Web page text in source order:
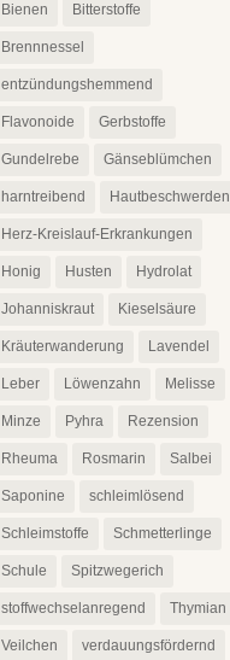
Bienen Bitterstoffe
Brennnessel
entzündungshemmend
Flavonoide Gerbstoffe
Gundelrebe Gänseblümchen
harntreibend Hautbeschwerden
Herz-Kreislauf-Erkrankungen
Honig Husten Hydrolat
Johanniskraut Kieselsäure
Kräuterwanderung Lavendel
Leber Löwenzahn Melisse
Minze Pyhra Rezension
Rheuma Rosmarin Salbei
Saponine schleimlösend
Schleimstoffe Schmetterlinge
Schule Spitzwegerich
stoffwechselanregend Thymian
Veilchen verdauungsfördernd